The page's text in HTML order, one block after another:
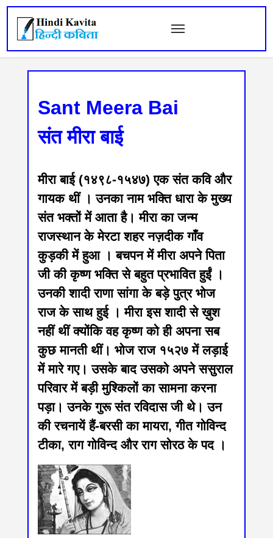
Sant Meera Bai
संत मीरा बाई
मीरा बाई (१४९८-१५४७) एक संत कवि और
गायक थीं । उनका नाम भक्ति धारा के मुख्य
संत भक्तों में आता है। मीरा का जन्म
राजस्थान के मेरटा शहर नज़दीक गाँव
कुड़की में हुआ । बचपन में मीरा अपने पिता
जी की कृष्ण भक्ति से बहुत प्रभावित हुईं ।
उनकी शादी राणा सांगा के बड़े पुत्र भोज
राज के साथ हुई । मीरा इस शादी से ख़ुश
नहीं थीं क्योंकि वह कृष्ण को ही अपना सब
कुछ मानती थीं। भोज राज १५२७ में लड़ाई
में मारे गए। उसके बाद उसको अपने ससुराल
परिवार में बड़ी मुश्किलों का सामना करना
पड़ा। उनके गुरू संत रविदास जी थे। उन
की रचनायें हैं-बरसी का मायरा, गीत गोविन्द
टीका, राग गोविन्द और राग सोरठ के पद ।